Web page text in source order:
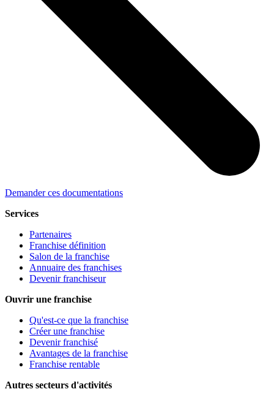
Demander ces documentations
Services
Partenaires
Franchise définition
Salon de la franchise
Annuaire des franchises
Devenir franchiseur
Ouvrir une franchise
Qu'est-ce que la franchise
Créer une franchise
Devenir franchisé
Avantages de la franchise
Franchise rentable
Autres secteurs d'activités